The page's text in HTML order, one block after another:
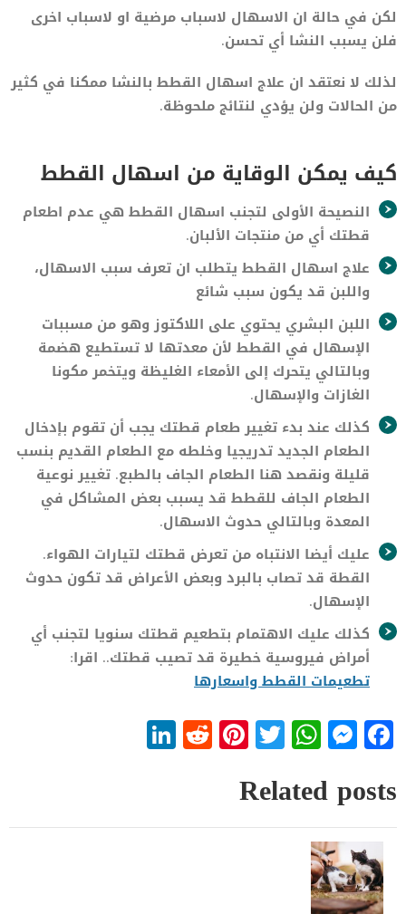
لكن في حالة ان الاسهال لاسباب مرضية او لاسباب اخرى
فلن يسبب النشا أي تحسن.
لذلك لا نعتقد ان علاج اسهال القطط بالنشا ممكنا في كثير
من الحالات ولن يؤدي لنتائج ملحوظة.
كيف يمكن الوقاية من اسهال القطط
النصيحة الأولى لتجنب اسهال القطط هي عدم اطعام
قطتك أي من منتجات الألبان.
علاج اسهال القطط يتطلب ان تعرف سبب الاسهال،
واللبن قد يكون سبب شائع
اللبن البشري يحتوي على اللاكتوز وهو من مسببات
الإسهال في القطط لأن معدتها لا تستطيع هضمة
وبالتالي يتحرك إلى الأمعاء الغليظة ويتخمر مكونا
الغازات والإسهال.
كذلك عند بدء تغيير طعام قطتك يجب أن تقوم بإدخال
الطعام الجديد تدريجيا وخلطه مع الطعام القديم بنسب
قليلة ونقصد هنا الطعام الجاف بالطبع. تغيير نوعية
الطعام الجاف للقطط قد يسبب بعض المشاكل في
المعدة وبالتالي حدوث الاسهال.
عليك أيضا الانتباه من تعرض قطتك لتيارات الهواء.
القطة قد تصاب بالبرد وبعض الأعراض قد تكون حدوث
الإسهال.
كذلك عليك الاهتمام بتطعيم قطتك سنويا لتجنب أي
أمراض فيروسية خطيرة قد تصيب قطتك.. اقرا:
تطعيمات القطط واسعارها
Facebook
Messenger
WhatsApp
Twitter
Pinterest
Reddit
Related posts